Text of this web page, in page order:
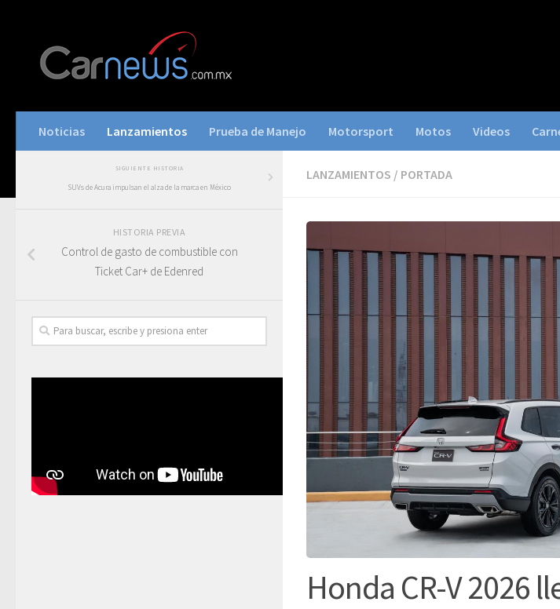
Noticias Lanzamientos Prueba de Manejo Motorsport Motos Videos
LANZAMIENTOS / PORTADA
Honda CR-V 2026
SIGUIENTE HISTORIA
SUVs de Acura impulsan el alza de la marca en México
HISTORIA PREVIA
Control de gasto de combustible con
Ticket Car+ de Edenred